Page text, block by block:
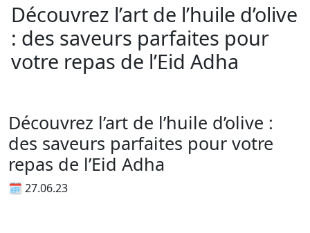
Découvrez l’art de l’huile d’olive
: des saveurs parfaites pour
votre repas de l’Eid Adha
Découvrez l’art de l’huile d’olive :
des saveurs parfaites pour votre
repas de l’Eid Adha
🗓 27.06.23